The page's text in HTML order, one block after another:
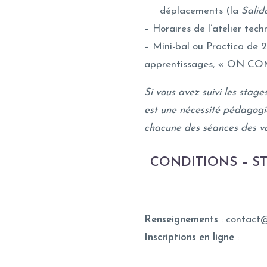
déplacements (la
– Horaires de l’atelier
– Mini-bal ou Practica de
apprentissages, « ON
Si vous avez suivi les
est une nécessité
chacune des séances des
CONDITIONS –
Renseignements :
Inscriptions en ligne :